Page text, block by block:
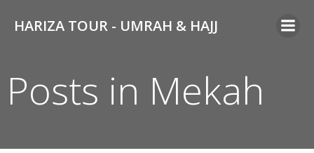
to
HARIZA TOUR - UMRAH & HAJJ
Posts in Mekah